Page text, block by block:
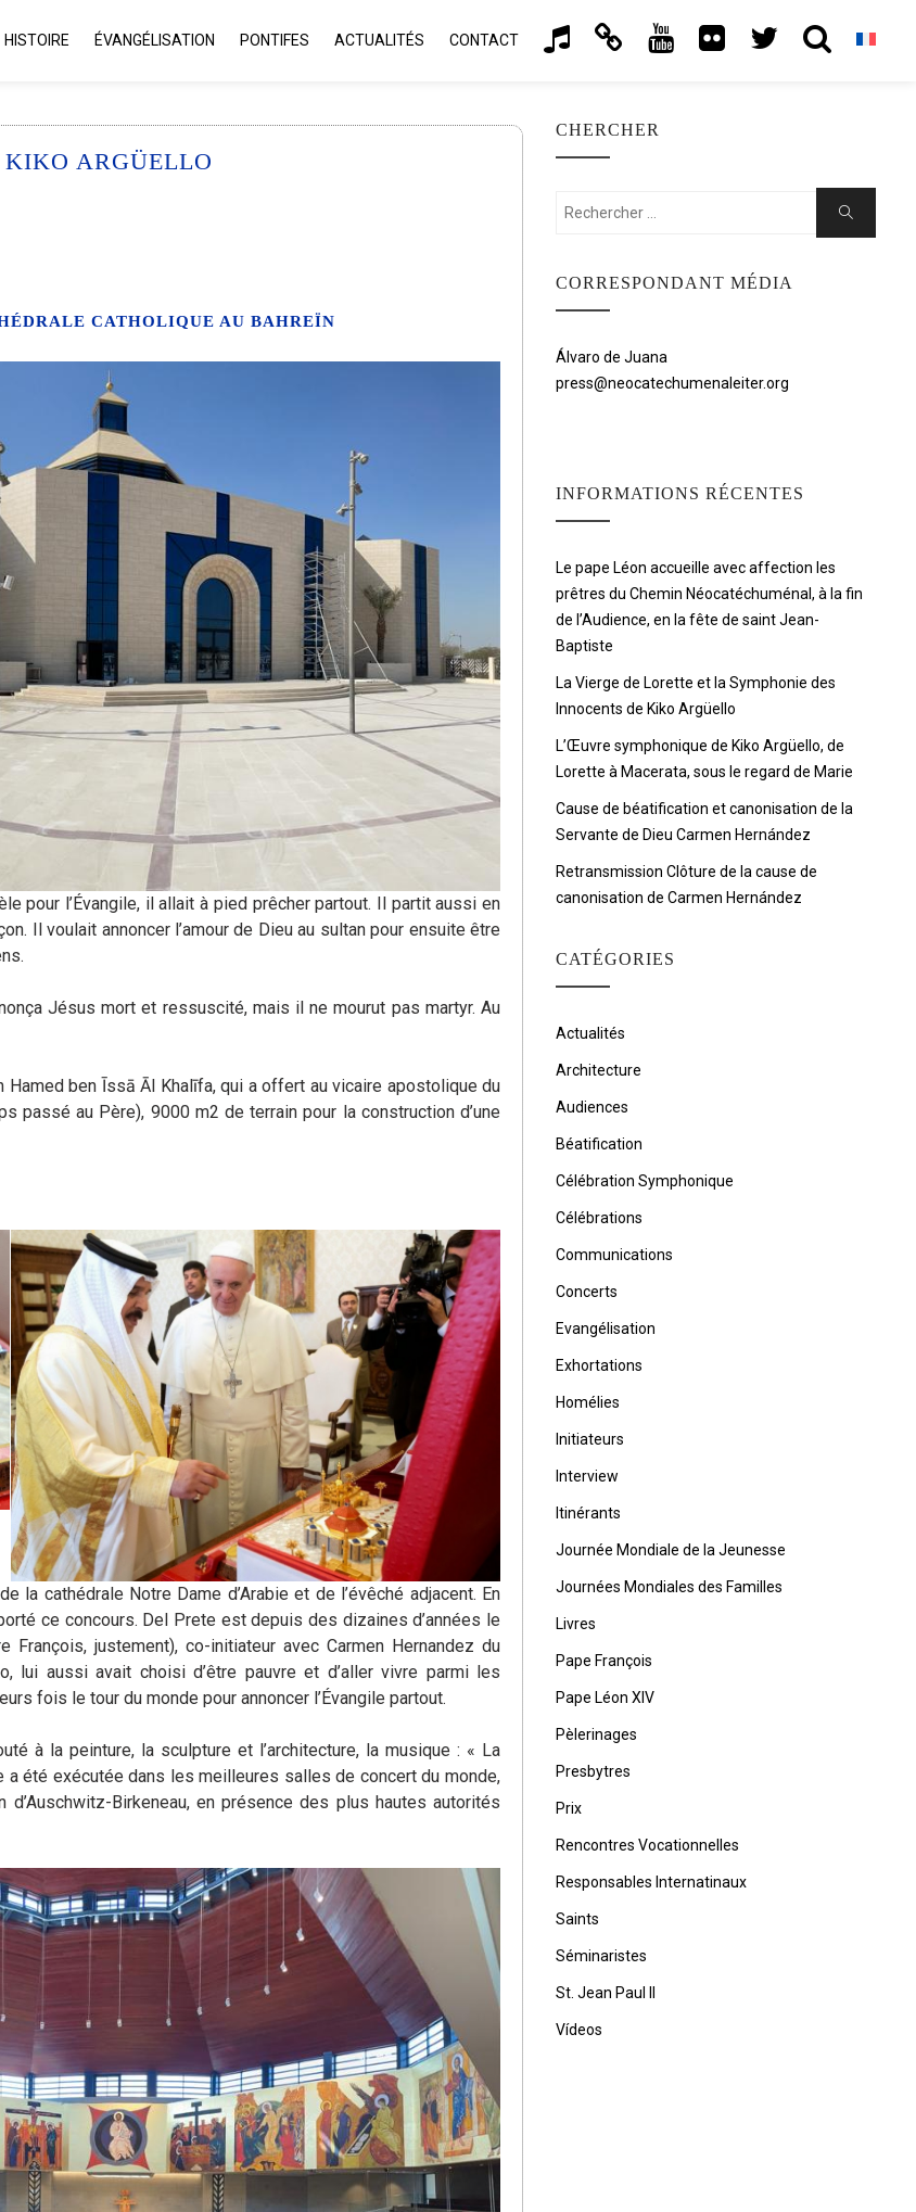
HISTOIRE ÉVANGÉLISATION PONTIFES ACTUALITÉS CONTACT
ARGÜELLO
CATHOLIQUE AU BAHREÏN
pour l’Évangile, il allait à pied prêcher partout. Il partit aussi en
Il voulait annoncer l’amour de Dieu au sultan pour ensuite être
Jésus mort et ressuscité, mais il ne mourut pas martyr. Au
ben Īssā Āl Khalīfa, qui a offert au vicaire apostolique du
passé au Père), 9000 m2 de terrain pour la construction d’une
la cathédrale Notre Dame d’Arabie et de l’évêché adjacent. En
ce concours. Del Prete est depuis des dizaines d’années le
justement), co-initiateur avec Carmen Hernandez du
lui aussi avait choisi d’être pauvre et d’aller vivre parmi les
fois le tour du monde pour annoncer l’Évangile partout.
à la peinture, la sculpture et l’architecture, la musique : « La
été exécutée dans les meilleures salles de concert du monde,
Birkeneau, en présence des plus hautes autorités
CHERCHER
Rechercher:
Chercher
CORRESPONDANT MÉDIA
Álvaro de Juana
press@neocatechumenaleiter.org
INFORMATIONS RÉCENTES
Le pape Léon accueille avec affection les
prêtres du Chemin Néocatéchuménal, à la fin
de l’Audience, en la fête de saint Jean-
Baptiste
La Vierge de Lorette et la Symphonie des
Innocents de Kiko Argüello
L’Œuvre symphonique de Kiko Argüello, de
Lorette à Macerata, sous le regard de Marie
Cause de béatification et canonisation de la
Servante de Dieu Carmen Hernández
Retransmission Clôture de la cause de
canonisation de Carmen Hernández
CATÉGORIES
Actualités
Architecture
Audiences
Béatification
Célébration Symphonique
Célébrations
Communications
Concerts
Evangélisation
Exhortations
Homélies
Initiateurs
Interview
Itinérants
Journée Mondiale de la Jeunesse
Journées Mondiales des Familles
Livres
Pape François
Pape Léon XIV
Pèlerinages
Presbytres
Prix
Rencontres Vocationnelles
Responsables Internatinaux
Saints
Séminaristes
St. Jean Paul II
Vídeos